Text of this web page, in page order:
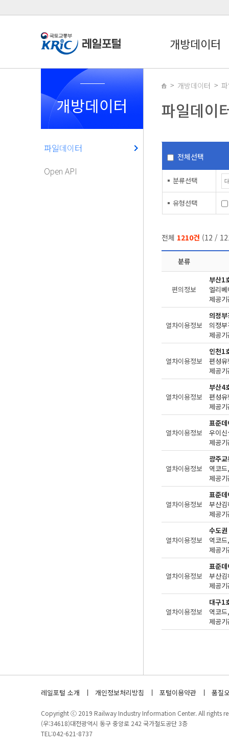
개방데이터
개방데이터
파일데이터
Open API
개방데이터
파일데이
전체선택
분류선택
유형선택
전체 1210건 (12 /
분류
편의정보
부산1
엘리
제공
열차이용정보
의정
제공
열차이용정보
인천1
편성
제공
열차이용정보
부산4
편성
제공
열차이용정보
표준
우이
제공
열차이용정보
광주
제공
열차이용정보
표준
부산
제공
열차이용정보
수도
제공
열차이용정보
표준
부산
제공
열차이용정보
대구1
제공
레일포털 소개 개인정보처리방침 포털이용약관 품질
Copyright ⓒ 2019 Railway Industry Information Center. All rights
(우:34618)대전광역시 동구 중앙로 242 국가철도공단 3층
TEL:042-621-8737